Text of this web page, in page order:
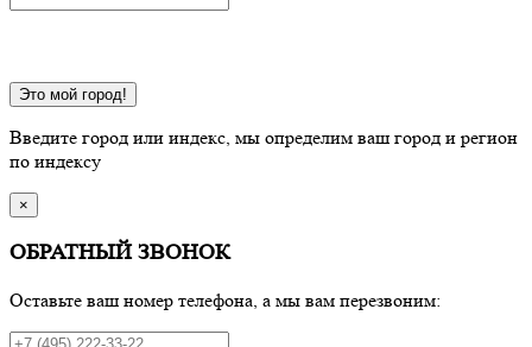
Это мой город!
Введите город или индекс, мы определим ваш город и регион
по индексу
×
ОБРАТНЫЙ ЗВОНОК
Оставьте ваш номер телефона, а мы вам перезвоним: